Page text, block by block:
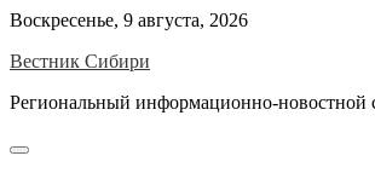
Skip
content
Воскресенье, 9 августа, 2026
Вестник Сибири
Региональный информационно-новостной